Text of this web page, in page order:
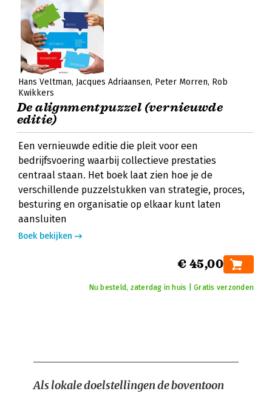
Hans Veltman Jacques Adriaansen Peter Morren Rob
Kwikkers
De alignmentpuzzel (vernieuwde
editie)
Een vernieuwde editie die pleit voor een
bedrijfsvoering waarbij collectieve prestaties
centraal staan. Het boek laat zien hoe je de
verschillende puzzelstukken van strategie, proces,
besturing en organisatie op elkaar kunt laten
aansluiten
Boek bekijken
€ 45,00
Nu besteld, zaterdag in huis | Gratis verzonden
Als lokale doelstellingen de boventoon